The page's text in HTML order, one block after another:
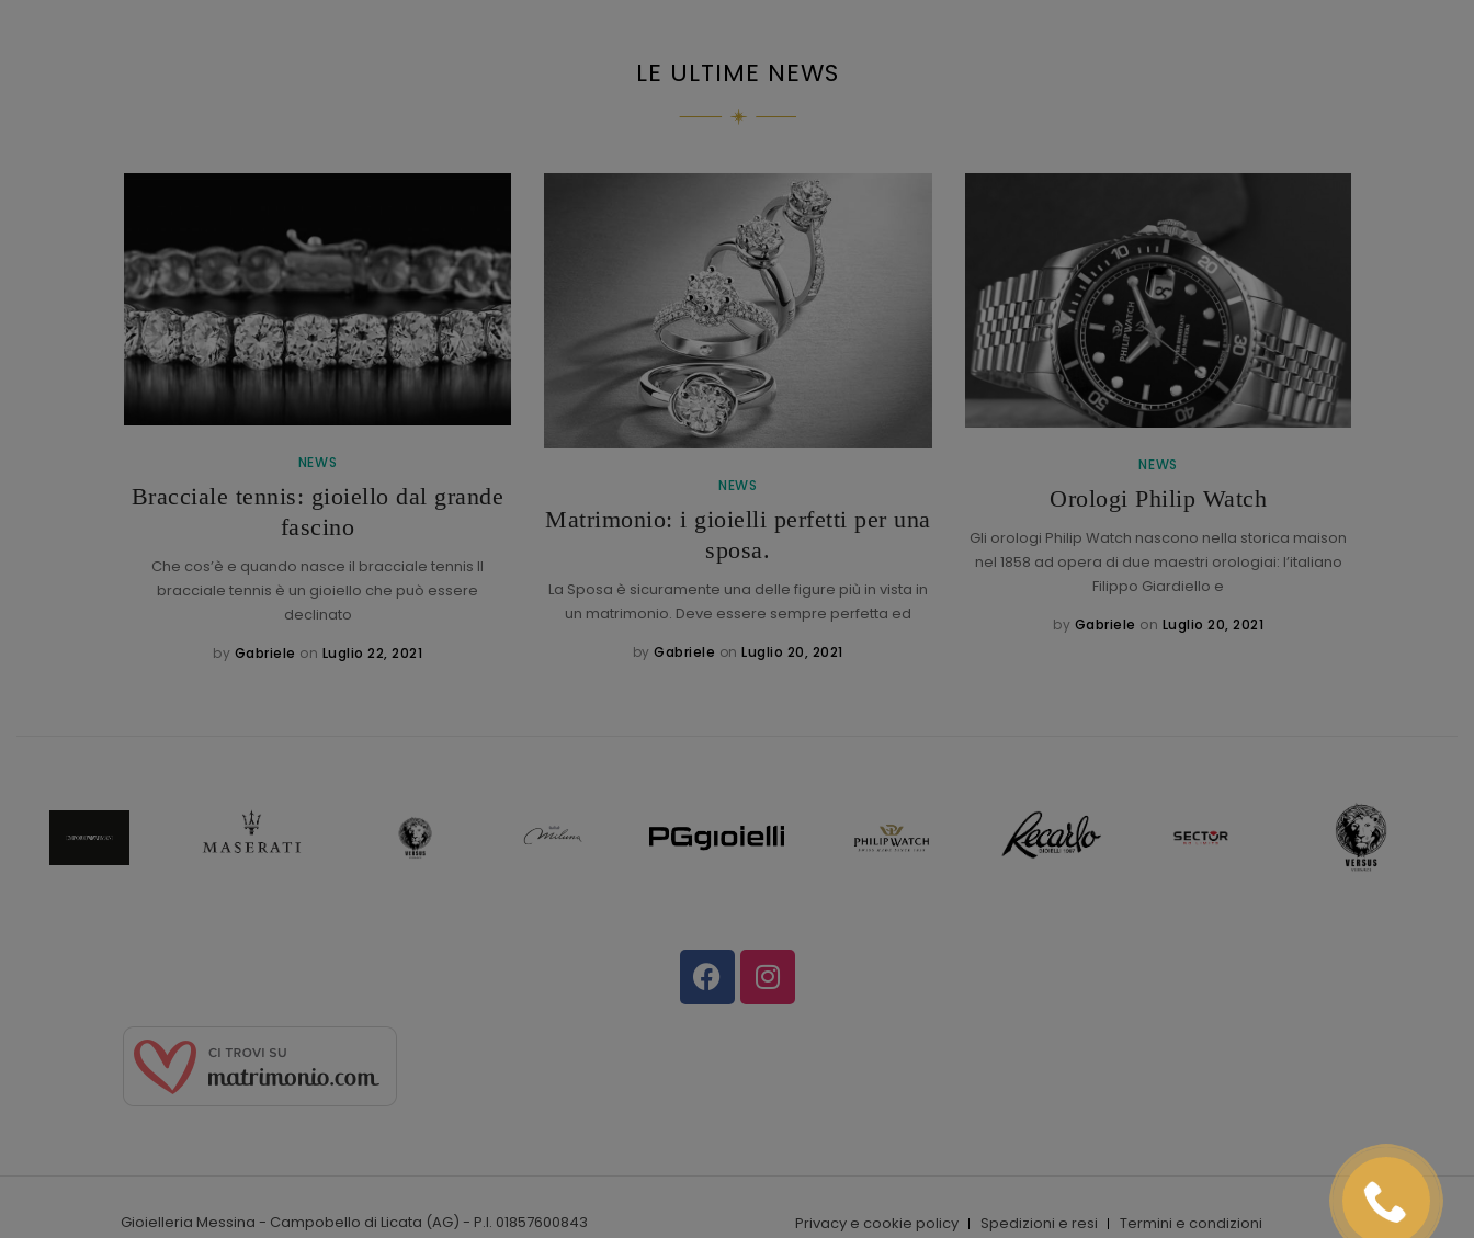
LE ULTIME NEWS
NEWS
Bracciale tennis: gioiello dal grande
fascino
Che cos’è e quando nasce il bracciale tennis Il
bracciale tennis è un gioiello che può essere
declinato
by Gabriele on Luglio 22, 2021
NEWS
Matrimonio: i gioielli perfetti per una
sposa.
La Sposa è sicuramente una delle figure più in vista in
un matrimonio. Deve essere sempre perfetta ed
byGabriele onLuglio 20, 2021
NEWS
Orologi Philip Watch
Gli orologi Philip Watch nascono nella storica maison
nel 1858 ad opera di due maestri orologiai: l’italiano
Filippo Giardiello e
by Gabriele on Luglio 20, 2021
Gioielleria Messina - Campobello di Licata (AG) - P.I. 01857600843
Privacy e cookie policy Spedizioni e resi Termini e condizioni